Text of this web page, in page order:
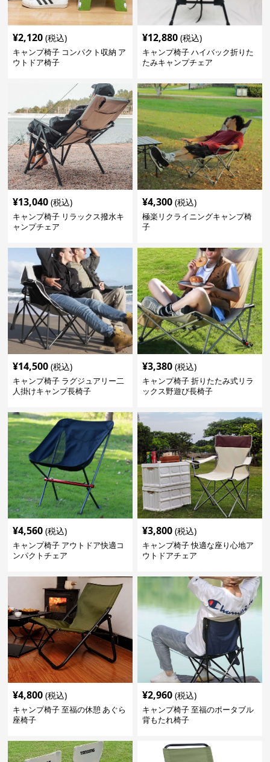
¥2,120 (税込)
キャンプ椅子 コンパクト収納 ア
ウトドア椅子
¥12,880 (税込)
キャンプ椅子 ハイバック折りた
たみキャンプチェア
¥13,040 (税込)
キャンプ椅子 リラックス撥水キ
ャンプチェア
¥4,300 (税込)
極楽リクライニングキャンプ椅
子
¥14,500 (税込)
キャンプ椅子 ラグジュアリー二
人掛けキャンプ長椅子
¥3,380 (税込)
キャンプ椅子 折りたたみ式リラ
ックス野遊び長椅子
¥4,560 (税込)
キャンプ椅子 アウトドア快適コ
ンパクトチェア
¥3,800 (税込)
キャンプ椅子 快適な座り心地ア
ウトドアチェア
¥4,800 (税込)
キャンプ椅子 至福の休憩 あぐら
座椅子
¥2,960 (税込)
キャンプ椅子 至福のポータブル
背もたれ椅子